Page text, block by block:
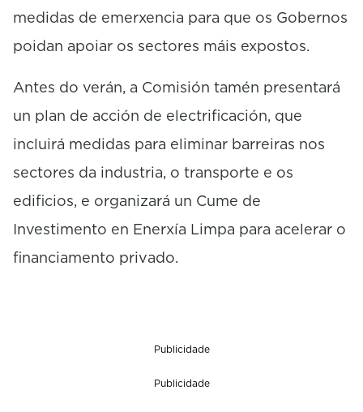
medidas de emerxencia para que os Gobernos
poidan apoiar os sectores máis expostos.
Antes do verán, a Comisión tamén presentará
un plan de acción de electrificación, que
incluirá medidas para eliminar barreiras nos
sectores da industria, o transporte e os
edificios, e organizará un Cume de
Investimento en Enerxía Limpa para acelerar o
financiamento privado.
Publicidade
Publicidade